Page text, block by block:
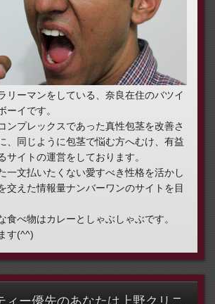
リーマンをしている、奈良在住のバツイ
ーイです。
ンプレックスであった真性包茎を改善さ
、同じように包茎で悩む方へむけ、有益
サイトの運営をしております。
一文払いたくない愛すべき性格を活かし
交えた情報量ナンバーワンのサイトを目
食べ物はカレーとしゃぶしゃぶです。
す(^^)
ィー優先のあなたは上野クリニ